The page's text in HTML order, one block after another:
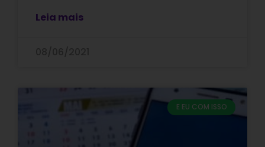
Leia mais
E EU COM ISSO